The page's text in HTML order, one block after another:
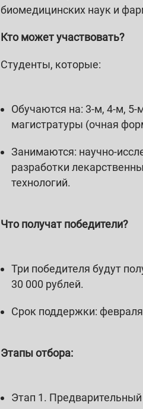
биомедицинских наук и
Кто может участвовать?
Студенты, которые:
Обучаются на: 3-м, 4-м, 5-
магистратуры (очная
Занимаются: научно-
разработки
технологий.
Что получат победители?
Три победителя будут
30 000 рублей.
Срок поддержки:
Этапы отбора:
Этап 1. Предварительный